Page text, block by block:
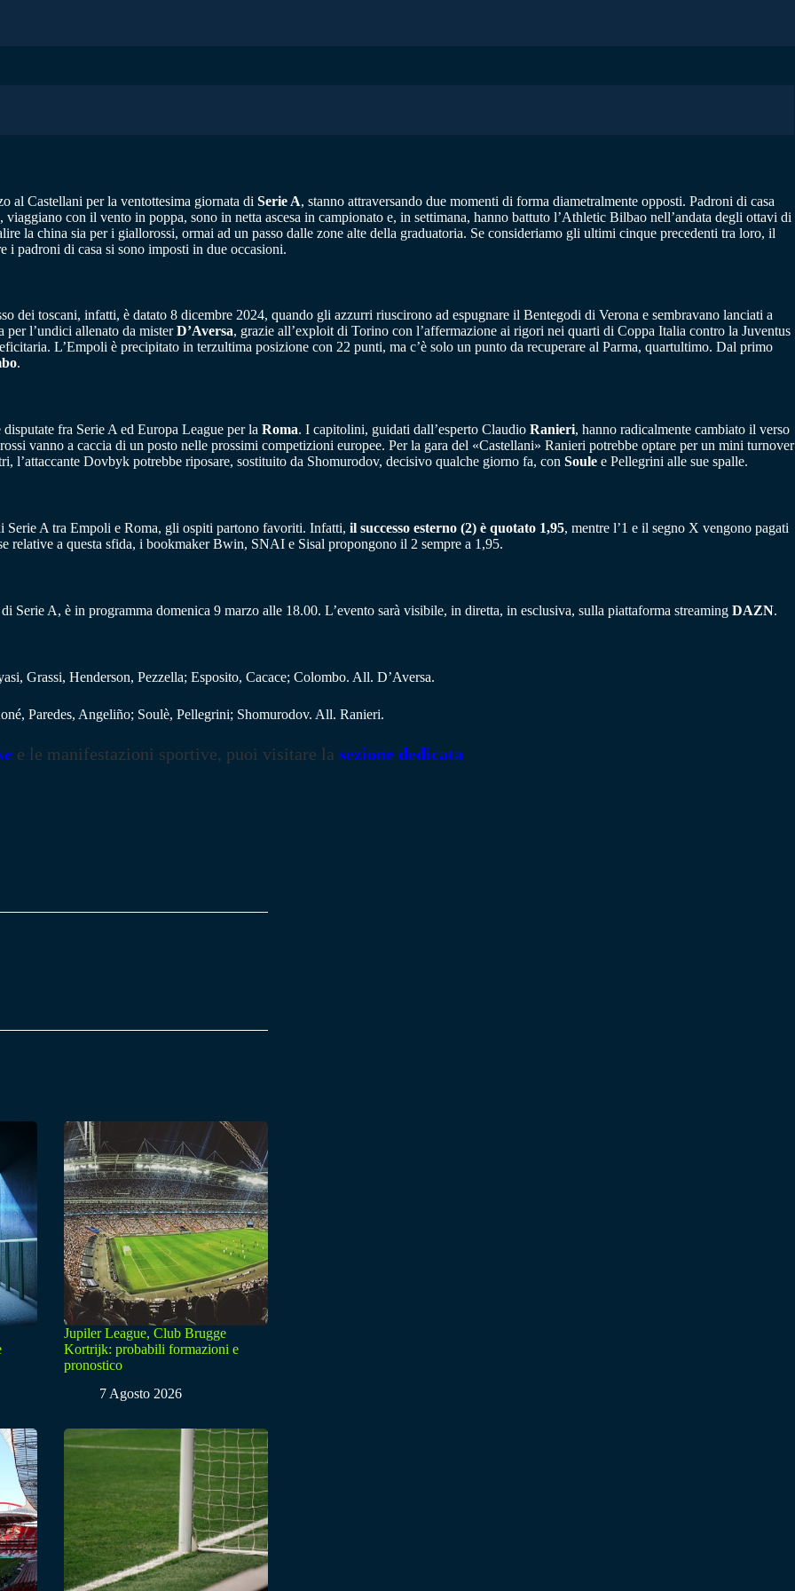
al Castellani per la ventottesima giornata di Serie A, stanno attraversando due momenti di forma diametralmente opposti. Padroni di casa
con il vento in poppa, sono in netta ascesa in campionato e, in settimana, hanno battuto l’Athletic Bilbao nell’andata degli ottavi di
la china sia per i giallorossi, ormai ad un passo dalle zone alte della graduatoria. Se consideriamo gli ultimi cinque precedenti tra loro, il
i padroni di casa si sono imposti in due occasioni.
dei toscani, infatti, è datato 8 dicembre 2024, quando gli azzurri riuscirono ad espugnare il Bentegodi di Verona e sembravano lanciati a
per l’undici allenato da misterD’Aversa, grazie all’exploit di Torino con l’affermazione ai rigori nei quarti di Coppa Italia contro la Juventus
L’Empoli è precipitato in terzultima posizione con 22 punti, ma c’è solo un punto da recuperare al Parma, quartultimo. Dal primo
.
fra Serie A ed Europa League per la Roma. I capitolini, guidati dall’esperto Claudio Ranieri, hanno radicalmente cambiato il verso
vanno a caccia di un posto nelle prossimi competizioni europee. Per la gara del «Castellani» Ranieri potrebbe optare per un mini turnover
l’attaccante Dovbyk potrebbe riposare, sostituito da Shomurodov, decisivo qualche giorno fa, con Soule e Pellegrini alle sue spalle.
Serie A tra Empoli e Roma, gli ospiti partono favoriti. Infatti, il successo esterno (2) è quotato 1,95, mentre l’1 e il segno X vengono pagati
relative a questa sfida, i bookmaker Bwin, SNAI e Sisal propongono il 2 sempre a 1,95.
Serie A, è in programma domenica 9 marzo alle 18.00. L’evento sarà visibile, in diretta, in esclusiva, sulla piattaforma streaming DAZN.
Grassi, Henderson, Pezzella; Esposito, Cacace; Colombo. All. D’Aversa.
Paredes, Angeliño; Soulè, Pellegrini; Shomurodov. All. Ranieri.
e le manifestazioni sportive, puoi visitare la sezione dedicata
Jupiler League, Club Brugge
Kortrijk: probabili formazioni e
pronostico
7 Agosto 2026